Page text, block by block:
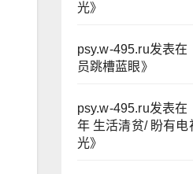
光》
psy.w-495.ru发表在
员跳槽蓝眼》
psy.w-495.ru发表在
年 生活清贫/ 盼有
光》